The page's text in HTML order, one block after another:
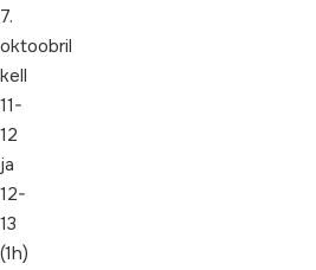
7.
oktoobril
kell
11-
12
ja
12-
13
(1h)